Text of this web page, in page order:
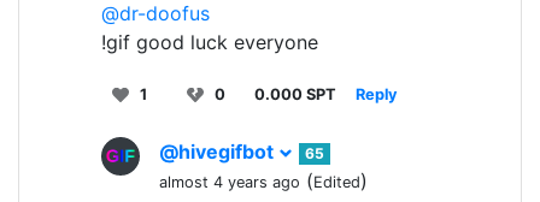
@dr-doofus
!gif good luck everyone
1 0 0.000 SPT Reply
@hivegifbot
65
almost 4 years ago (Edited)